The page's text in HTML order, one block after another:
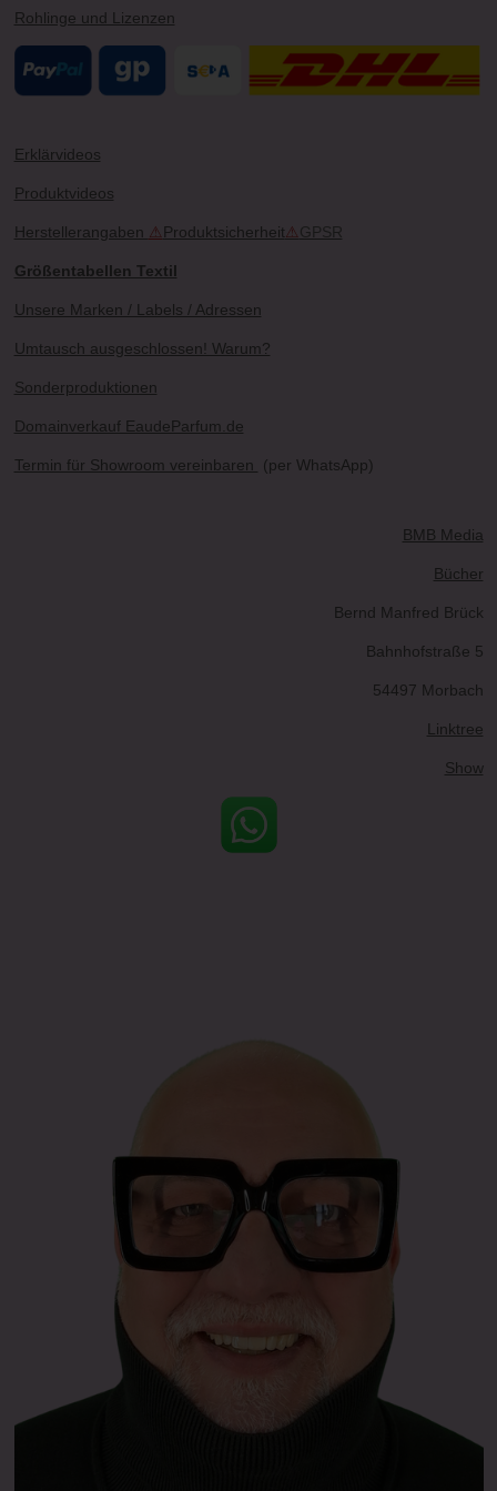
Rohlinge und Lizenzen
Erklärvideos
Produktvideos
Herstellerangaben ⚠ Produktsicherheit⚠ GPSR
Größentabellen Textil
Unsere Marken / Labels / Adressen
Umtausch ausgeschlossen! Warum?
Sonderproduktionen
Domainverkauf EaudeParfum.de
Termin für Showroom vereinbaren (per WhatsApp)
BMB Media
Bücher
Bernd Manfred Brück
Bahnhofstraße 5
54497 Morbach
Linktree
Show